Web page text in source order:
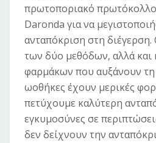
πρωτοποριακό
Daronda για να
ανταπόκριση στη
των δύο μεθόδων, αλλά και
φαρμάκων που αυξάνουν τη
ωοθήκες έχουν μερικές
πετύχουμε καλύτερη
εγκυμοσύνες σε
δεν δείχνουν την